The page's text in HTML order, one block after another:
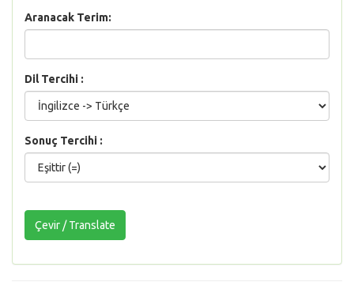
Aranacak Terim:
Dil Tercihi :
Sonuç Tercihi :